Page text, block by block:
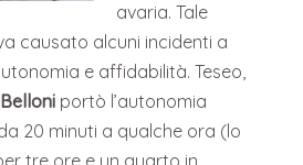
avaria. Tale
causato alcuni incidenti a
e affidabilità. Teseo,
portò l’autonomia
20 minuti a qualche ora (lo